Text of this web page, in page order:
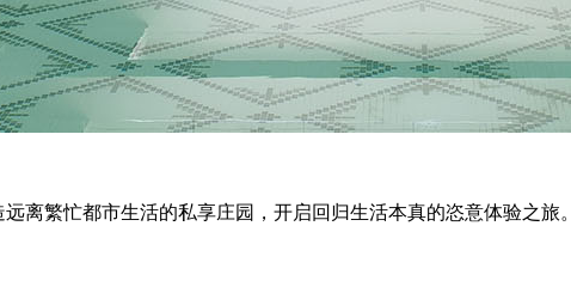
离繁忙都市生活的私享庄园，开启回归生活本真的恣意体验之旅。